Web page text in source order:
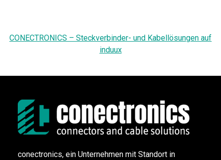
CONECTRONICS – Steckverbinder- und Kabellösungen auf
induux
conectronics, ein Unternehmen mit Standort in